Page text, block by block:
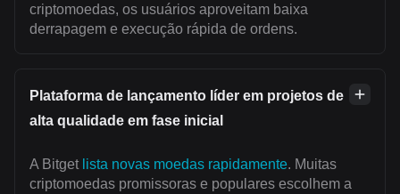
criptomoedas, os usuários aproveitam baixa
derrapagem e execução rápida de ordens.
Plataforma de lançamento líder em projetos de
alta qualidade em fase inicial
A Bitget lista novas moedas rapidamente. Muitas
criptomoedas promissoras e populares escolhem a